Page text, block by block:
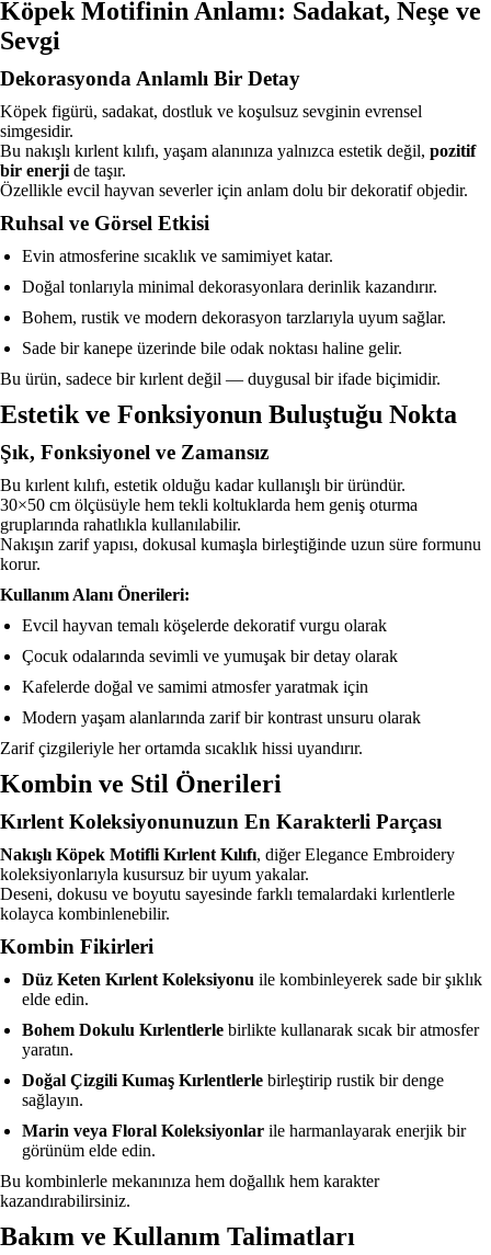
Köpek Motifinin Anlamı: Sadakat, Neşe ve
Sevgi
Dekorasyonda Anlamlı Bir Detay
Köpek figürü, sadakat, dostluk ve koşulsuz sevginin evrensel
simgesidir.
Bu nakışlı kırlent kılıfı, yaşam alanınıza yalnızca estetik değil, pozitif
bir enerji de taşır.
Özellikle evcil hayvan severler için anlam dolu bir dekoratif objedir.
Ruhsal ve Görsel Etkisi
Evin atmosferine sıcaklık ve samimiyet katar.
Doğal tonlarıyla minimal dekorasyonlara derinlik kazandırır.
Bohem, rustik ve modern dekorasyon tarzlarıyla uyum sağlar.
Sade bir kanepe üzerinde bile odak noktası haline gelir.
Bu ürün, sadece bir kırlent değil — duygusal bir ifade biçimidir.
Estetik ve Fonksiyonun Buluştuğu Nokta
Şık, Fonksiyonel ve Zamansız
Bu kırlent kılıfı, estetik olduğu kadar kullanışlı bir üründür.
30×50 cm ölçüsüyle hem tekli koltuklarda hem geniş oturma
gruplarında rahatlıkla kullanılabilir.
Nakışın zarif yapısı, dokusal kumaşla birleştiğinde uzun süre formunu
korur.
Kullanım Alanı Önerileri:
Evcil hayvan temalı köşelerde dekoratif vurgu olarak
Çocuk odalarında sevimli ve yumuşak bir detay olarak
Kafelerde doğal ve samimi atmosfer yaratmak için
Modern yaşam alanlarında zarif bir kontrast unsuru olarak
Zarif çizgileriyle her ortamda sıcaklık hissi uyandırır.
Kombin ve Stil Önerileri
Kırlent Koleksiyonunuzun En Karakterli Parçası
Nakışlı Köpek Motifli Kırlent Kılıfı, diğer Elegance Embroidery
koleksiyonlarıyla kusursuz bir uyum yakalar.
Deseni, dokusu ve boyutu sayesinde farklı temalardaki kırlentlerle
kolayca kombinlenebilir.
Kombin Fikirleri
Düz Keten Kırlent Koleksiyonu ile kombinleyerek sade bir şıklık
elde edin.
Bohem Dokulu Kırlentlerle birlikte kullanarak sıcak bir atmosfer
yaratın.
Doğal Çizgili Kumaş Kırlentlerle birleştirip rustik bir denge
sağlayın.
Marin veya Floral Koleksiyonlar ile harmanlayarak enerjik bir
görünüm elde edin.
Bu kombinlerle mekanınıza hem doğallık hem karakter
kazandırabilirsiniz.
Bakım ve Kullanım Talimatları